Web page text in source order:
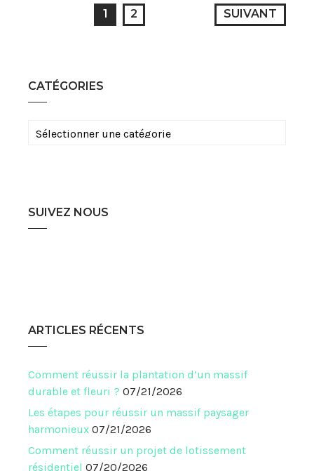
PAGINATION
1 2 SUIVANT
CATÉGORIES
Catégories
SUIVEZ NOUS
ARTICLES RÉCENTS
Comment réussir la plantation d’un massif
durable et fleuri ? 07/21/2026
Les étapes pour réussir un massif paysager
harmonieux 07/21/2026
Comment réussir un projet de lotissement
résidentiel 07/20/2026